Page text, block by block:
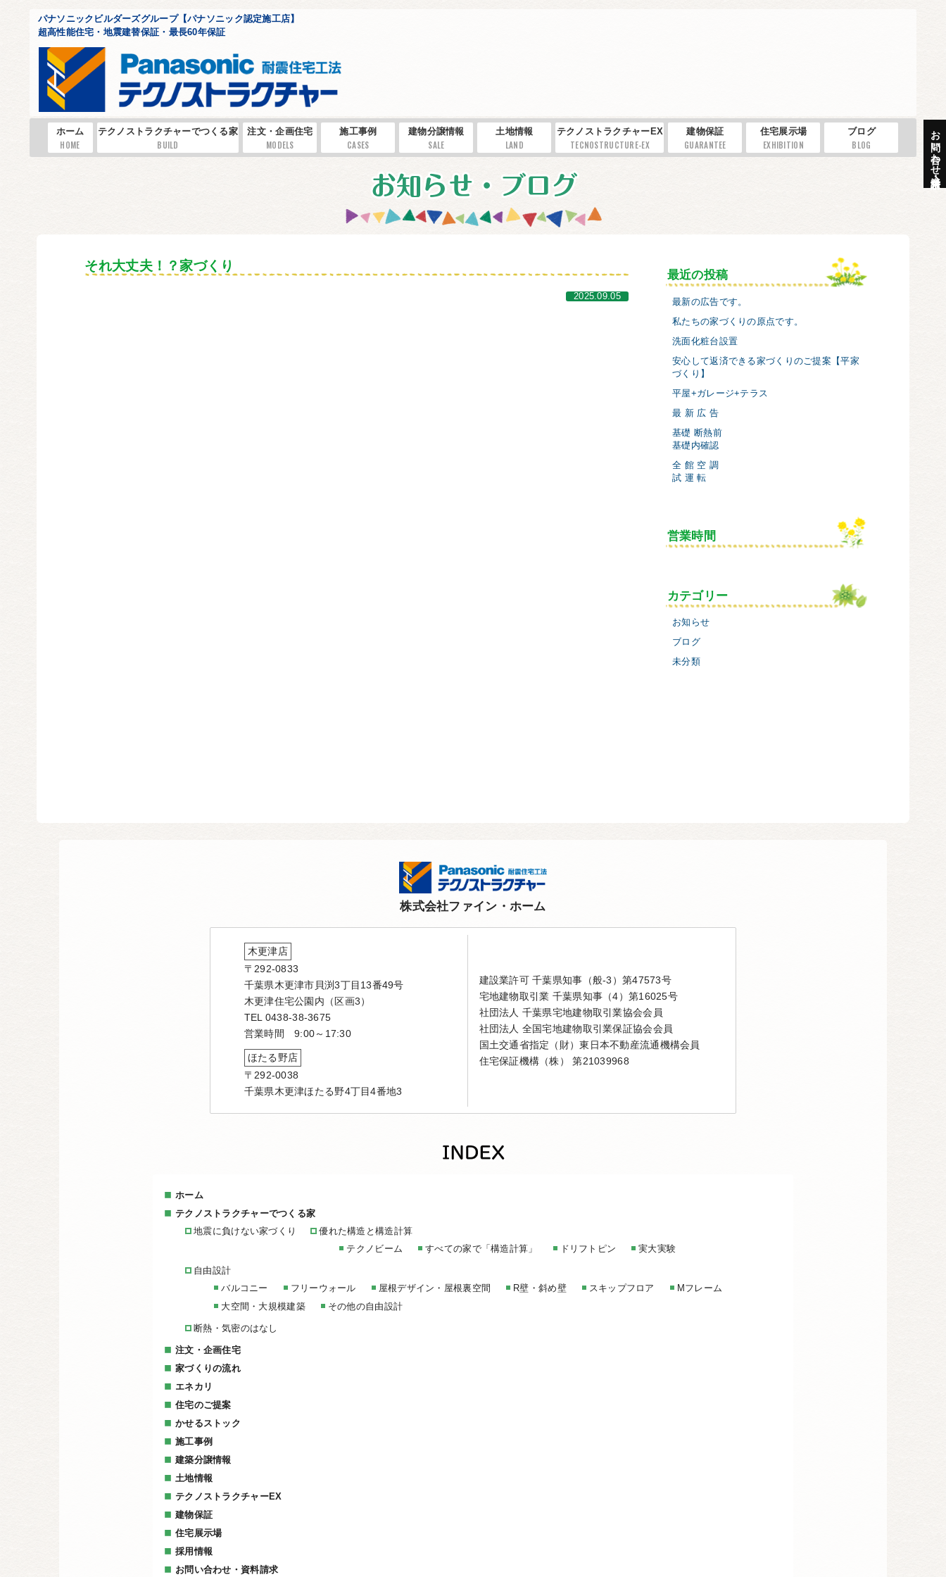
お問い合わせ・資料請求
パナソニックビルダーズグループ【パナソニック認定施工店】
超高性能住宅・地震建替保証・最長60年保証
ホーム
HOME
テクノストラクチャーでつくる家
BUILD
注文・企画住宅
MODELS
施工事例
CASES
建物分譲情報
SALE
土地情報
LAND
テクノストラクチャーEX
TECNOSTRUCTURE-EX
建物保証
GUARANTEE
住宅展示場
EXHIBITION
ブログ
BLOG
それ大丈夫！？家づくり
2025.09.05
最近の投稿
最新の広告です。
私たちの家づくりの原点です。
洗面化粧台設置
安心して返済できる家づくりのご提案【平家
づくり】
平屋+ガレージ+テラス
最 新 広 告
基礎 断熱前
基礎内確認
全 館 空 調
試 運 転
営業時間
カテゴリー
お知らせ
ブログ
未分類
株式会社ファイン・ホーム
木更津店
〒292-0833
千葉県木更津市貝渕3丁目13番49号
木更津住宅公園内（区画3）
TEL 0438-38-3675
営業時間 9:00～17:30
ほたる野店
〒292-0038
千葉県木更津ほたる野4丁目4番地3
建設業許可 千葉県知事（般-3）第47573号
宅地建物取引業 千葉県知事（4）第16025号
社団法人 千葉県宅地建物取引業協会会員
社団法人 全国宅地建物取引業保証協会会員
国土交通省指定（財）東日本不動産流通機構会員
住宅保証機構（株） 第21039968
ホーム
テクノストラクチャーでつくる家
地震に負けない家づくり
優れた構造と構造計算
テクノビーム
すべての家で「構造計算」 ドリフトピン 実大実験
自由設計
バルコニー
フリーウォール 屋根デザイン・屋根裏空間 R壁・斜め壁 スキップフロア
Mフレーム
大空間・大規模建築
その他の自由設計
断熱・気密のはなし
注文・企画住宅
家づくりの流れ
エネカリ
住宅のご提案
かせるストック
施工事例
建築分譲情報
土地情報
テクノストラクチャーEX
建物保証
住宅展示場
採用情報
お問い合わせ・資料請求